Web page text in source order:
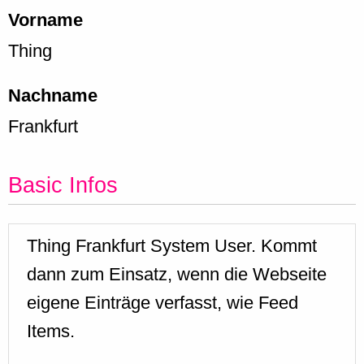
Vorname
Thing
Nachname
Frankfurt
Basic Infos
Thing Frankfurt System User. Kommt
dann zum Einsatz, wenn die Webseite
eigene Einträge verfasst, wie Feed
Items.